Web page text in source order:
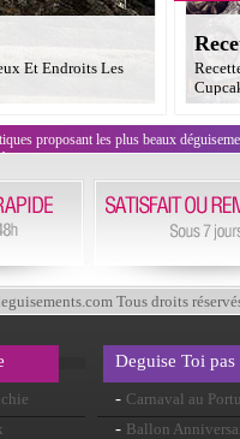
Et Endroits Les
proposant les plus beaux
Tous droits
Deguise Toi pas
- Carnaval au
- Ballon